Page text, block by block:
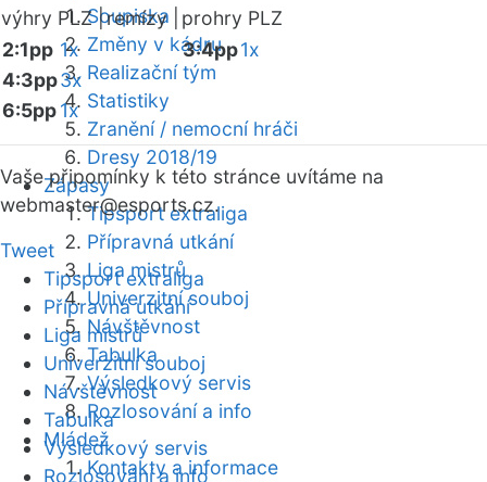
Soupiska
Změny v kádru
Realizační tým
Statistiky
Zranění / nemocní hráči
Dresy 2018/19
Zápasy
Tipsport extraliga
Přípravná utkání
Liga mistrů
Univerzitní souboj
Návštěvnost
Tabulka
Výsledkový servis
Rozlosování a info
Mládež
Kontakty a informace
výhry PLZ |remízy |
prohry PLZ
2:1pp 1x
4:3pp3x
6:5pp1x
3:4pp1x
Vaše připomínky k této stránce uvítáme na
webmaster@esports.cz.
Tweet
Tipsport extraliga
Přípravná utkání
Liga mistrů
Univerzitní souboj
Návštěvnost
Tabulka
Výsledkový servis
Rozlosování a info